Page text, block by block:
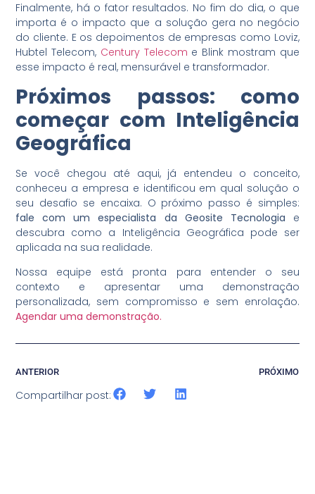
Finalmente, há o fator resultados. No fim do dia, o que
importa é o impacto que a solução gera no negócio
do cliente. E os depoimentos de empresas como Loviz,
Hubtel Telecom, Century Telecom e Blink mostram que
esse impacto é real, mensurável e transformador.
Próximos passos: como
começar com Inteligência
Geográfica
Se você chegou até aqui, já entendeu o conceito,
conheceu a empresa e identificou em qual solução o
seu desafio se encaixa. O próximo passo é simples:
fale com um especialista da Geosite Tecnologia e
descubra como a Inteligência Geográfica pode ser
aplicada na sua realidade.
Nossa equipe está pronta para entender o seu
contexto e apresentar uma demonstração
personalizada, sem compromisso e sem enrolação.
Agendar uma demonstração.
ANTERIOR PRÓXIMO
Compartilhar post: